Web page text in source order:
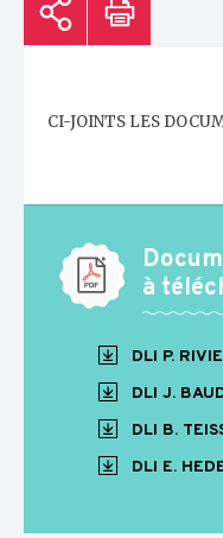
CI-JOINTS LES
à
DLI P.
DLI J.
DLI B.
DLI E.